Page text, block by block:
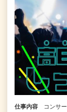
仕事内容
コンサ